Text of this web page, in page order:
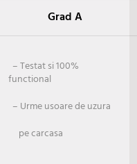
Grad A
– Testat si 100%
functional
– Urme usoare de uzura
pe carcasa